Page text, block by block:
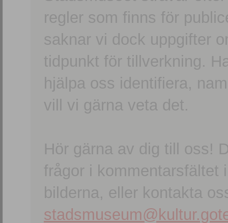
regler som finns för
saknar vi dock uppgifter
tidpunkt för tillverkning.
hjälpa oss identifiera,
vill vi gärna veta det.
Hör gärna av dig till oss!
frågor i kommentarsfältet
bilderna, eller kontakta